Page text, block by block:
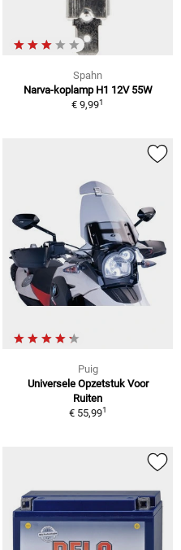
Spahn
Narva-koplamp H1 12V 55W
€ 9,991
Puig
Universele Opzetstuk Voor
Ruiten
€ 55,991